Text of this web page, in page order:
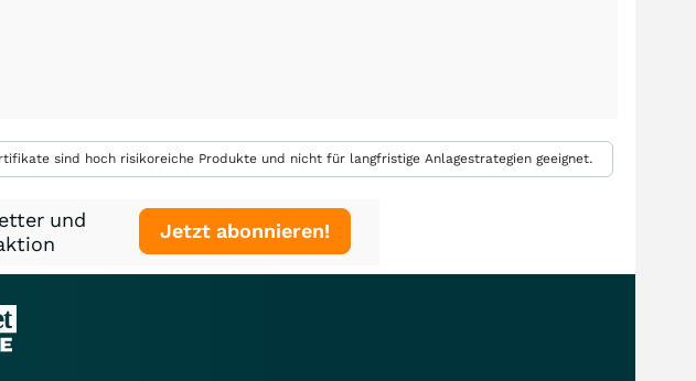
sind hoch risikoreiche Produkte und nicht für langfristige Anlagestrategien geeignet.
und
Jetzt abonnieren!